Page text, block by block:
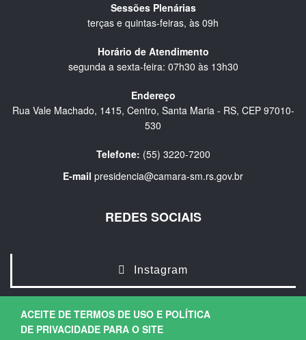
ACEITE DE TERMOS DE USO E POLÍTICA
DE PRIVACIDADE PARA O SITE
Sessões Plenárias
terças e quintas-feiras, às 09h
Horário de Atendimento
segunda a sexta-feira: 07h30 às 13h30
Endereço
Rua Vale Machado, 1415, Centro, Santa Maria - RS, CEP 97010-
530
Telefone: (55) 3220-7200
E-mail presidencia@camara-sm.rs.gov.br
REDES SOCIAIS
Instagram